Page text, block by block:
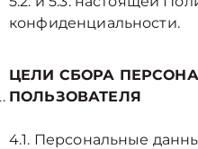
конфиденциальности.
ЦЕЛИ СБОРА
ПОЛЬЗОВАТЕЛЯ
4.1. Персональные